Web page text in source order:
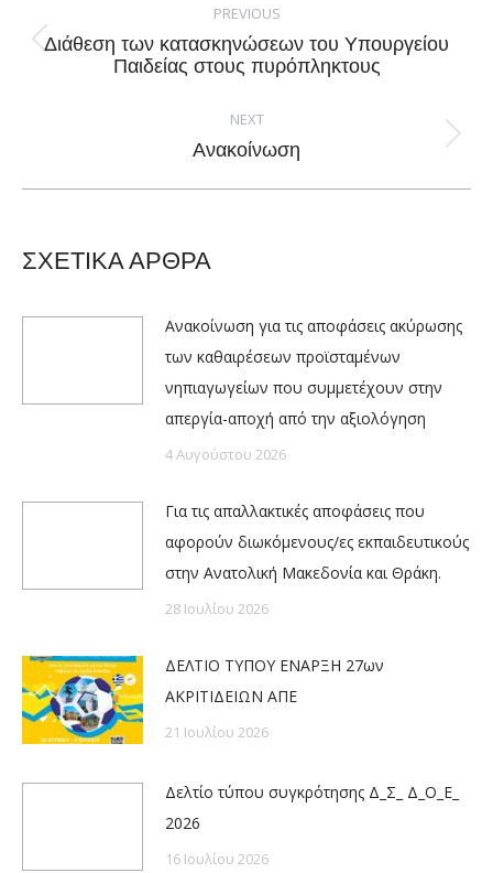
navigation
PREVIOUS
Previous
post:
Διάθεση των κατασκηνώσεων του Υπουργείου
Παιδείας στους πυρόπληκτους
NEXT
Next
Ανακοίνωση
ΣΧΕΤΙΚΑ ΑΡΘΡΑ
Ανακοίνωση για τις αποφάσεις ακύρωσης
των καθαιρέσεων προϊσταμένων
νηπιαγωγείων που συμμετέχουν στην
απεργία-αποχή από την αξιολόγηση
4 Αυγούστου 2026
Για τις απαλλακτικές αποφάσεις που
αφορούν διωκόμενους/ες εκπαιδευτικούς
στην Ανατολική Μακεδονία και Θράκη.
28 Ιουλίου 2026
ΔΕΛΤΙΟ ΤΥΠΟΥ ΕΝΑΡΞΗ 27ων
ΑΚΡΙΤΙΔΕΙΩΝ ΑΠΕ
21 Ιουλίου 2026
Δελτίο τύπου συγκρότησης Δ_Σ_ Δ_Ο_Ε_
2026
16 Ιουλίου 2026